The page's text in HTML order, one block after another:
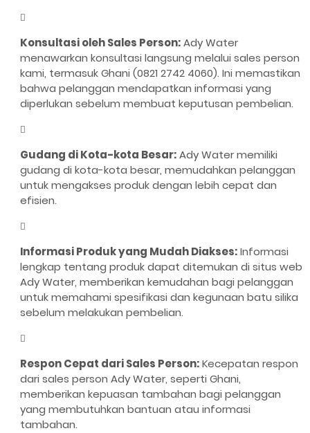
Konsultasi oleh Sales Person:Ady Water
menawarkan konsultasi langsung melalui sales person
kami, termasuk Ghani (0821 2742 4060). Ini memastikan
bahwa pelanggan mendapatkan informasi yang
diperlukan sebelum membuat keputusan pembelian.
Gudang di Kota-kota Besar:Ady Water memiliki
gudang di kota-kota besar, memudahkan pelanggan
untuk mengakses produk dengan lebih cepat dan
efisien.
Informasi Produk yang Mudah Diakses:Informasi
lengkap tentang produk dapat ditemukan di situs web
Ady Water, memberikan kemudahan bagi pelanggan
untuk memahami spesifikasi dan kegunaan batu silika
sebelum melakukan pembelian.
Respon Cepat dari Sales Person:Kecepatan respon
dari sales person Ady Water, seperti Ghani,
memberikan kepuasan tambahan bagi pelanggan
yang membutuhkan bantuan atau informasi
tambahan.